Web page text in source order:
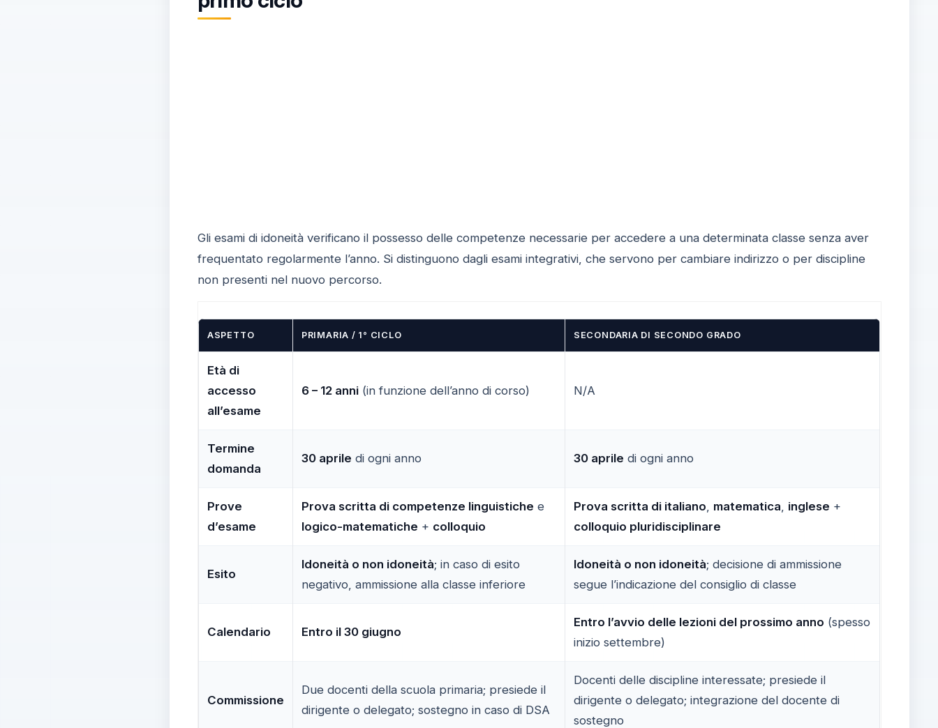
Gli esami di idoneità verificano il possesso delle competenze necessarie per accedere a una determinata classe senza aver
frequentato regolarmente l’anno. Si distinguono dagli esami integrativi, che servono per cambiare indirizzo o per discipline
non presenti nel nuovo percorso.
ASPETTO PRIMARIA / 1° CICLO SECONDARIA DI SECONDO GRADO
Età di
accesso
all’esame
6 – 12 anni(in funzione dell’anno di corso) N/A
Termine
domanda
30 aprile di ogni anno 30 aprile di ogni anno
Prove
d’esame
Prova scritta di competenze linguistiche e
logico-matematiche + colloquio
Prova scritta di italiano matematica inglese +
colloquio pluridisciplinare
Esito
Idoneità o non idoneità; in caso di esito
negativo, ammissione alla classe inferiore
Idoneità o non idoneità; decisione di ammissione
segue l’indicazione del consiglio di classe
Calendario Entro il 30 giugno
Entro l’avvio delle lezioni del prossimo anno (spesso
inizio settembre)
Commissione
Due docenti della scuola primaria; presiede il
dirigente o delegato; sostegno in caso di DSA
Docenti delle discipline interessate; presiede il
dirigente o delegato; integrazione del docente di
sostegno